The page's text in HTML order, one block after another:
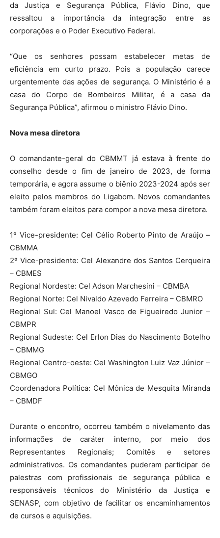
da Justiça e Segurança Pública, Flávio Dino, que
ressaltou a importância da integração entre as
corporações e o Poder Executivo Federal.
“Que os senhores possam estabelecer metas de
eficiência em curto prazo. Pois a população carece
urgentemente das ações de segurança. O Ministério é a
casa do Corpo de Bombeiros Militar, é a casa da
Segurança Pública”, afirmou o ministro Flávio Dino.
Nova mesa diretora
O comandante-geral do CBMMT já estava à frente do
conselho desde o fim de janeiro de 2023, de forma
temporária, e agora assume o biênio 2023-2024 após ser
eleito pelos membros do Ligabom. Novos comandantes
também foram eleitos para compor a nova mesa diretora.
1º Vice-presidente: Cel Célio Roberto Pinto de Araújo –
CBMMA
2º Vice-presidente: Cel Alexandre dos Santos Cerqueira
– CBMES
Regional Nordeste: Cel Adson Marchesini – CBMBA
Regional Norte: Cel Nivaldo Azevedo Ferreira – CBMRO
Regional Sul: Cel Manoel Vasco de Figueiredo Junior –
CBMPR
Regional Sudeste: Cel Erlon Dias do Nascimento Botelho
– CBMMG
Regional Centro-oeste: Cel Washington Luiz Vaz Júnior –
CBMGO
Coordenadora Política: Cel Mônica de Mesquita Miranda
– CBMDF
Durante o encontro, ocorreu também o nivelamento das
informações de caráter interno, por meio dos
Representantes Regionais; Comitês e setores
administrativos. Os comandantes puderam participar de
palestras com profissionais de segurança pública e
responsáveis técnicos do Ministério da Justiça e
SENASP, com objetivo de facilitar os encaminhamentos
de cursos e aquisições.